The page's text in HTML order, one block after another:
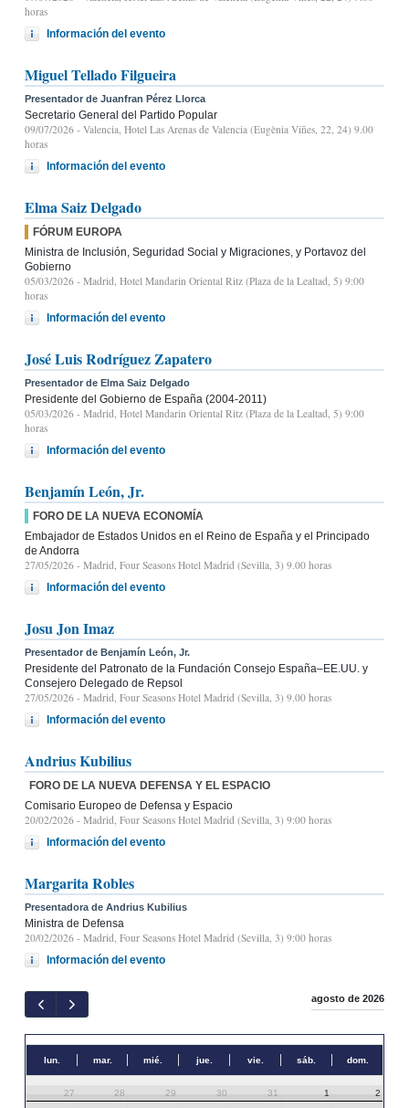
horas
Información del evento
Miguel Tellado Filgueira
Presentador de Juanfran Pérez Llorca
Secretario General del Partido Popular
09/07/2026 - Valencia, Hotel Las Arenas de Valencia (Eugènia Viñes, 22, 24) 9.00
horas
Información del evento
Elma Saiz Delgado
FÓRUM EUROPA
Ministra de Inclusión, Seguridad Social y Migraciones, y Portavoz del
Gobierno
05/03/2026 - Madrid, Hotel Mandarin Oriental Ritz (Plaza de la Lealtad, 5) 9:00
horas
Información del evento
José Luis Rodríguez Zapatero
Presentador de Elma Saiz Delgado
Presidente del Gobierno de España (2004-2011)
05/03/2026 - Madrid, Hotel Mandarin Oriental Ritz (Plaza de la Lealtad, 5) 9:00
horas
Información del evento
Benjamín León, Jr.
FORO DE LA NUEVA ECONOMÍA
Embajador de Estados Unidos en el Reino de España y el Principado
de Andorra
27/05/2026 - Madrid, Four Seasons Hotel Madrid (Sevilla, 3) 9.00 horas
Información del evento
Josu Jon Imaz
Presentador de Benjamín León, Jr.
Presidente del Patronato de la Fundación Consejo España–EE.UU. y
Consejero Delegado de Repsol
27/05/2026 - Madrid, Four Seasons Hotel Madrid (Sevilla, 3) 9.00 horas
Información del evento
Andrius Kubilius
FORO DE LA NUEVA DEFENSA Y EL ESPACIO
Comisario Europeo de Defensa y Espacio
20/02/2026 - Madrid, Four Seasons Hotel Madrid (Sevilla, 3) 9:00 horas
Información del evento
Margarita Robles
Presentadora de Andrius Kubilius
Ministra de Defensa
20/02/2026 - Madrid, Four Seasons Hotel Madrid (Sevilla, 3) 9:00 horas
Información del evento
agosto de 2026
lun. mar. mié. jue. vie. sáb. dom.
27 28 29 30 31 1 2